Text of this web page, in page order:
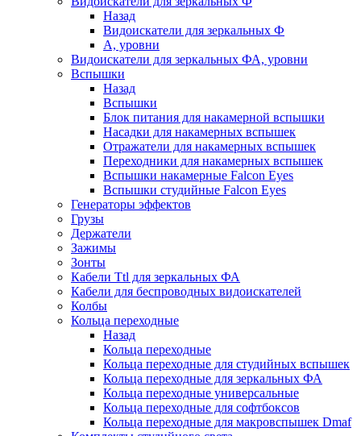
Назад
Видоискатели для зеркальных Ф
А, уровни
Видоискатели для зеркальных ФА, уровни
Вспышки
Назад
Вспышки
Блок питания для накамерной вспышки
Насадки для накамерных вспышек
Отражатели для накамерных вспышек
Переходники для накамерных вспышек
Вспышки накамерные Falcon Eyes
Вспышки студийные Falcon Eyes
Генераторы эффектов
Грузы
Держатели
Зажимы
Зонты
Кабели Ttl для зеркальных ФА
Кабели для беспроводных видоискателей
Колбы
Кольца переходные
Назад
Кольца переходные
Кольца переходные для студийных вспышек
Кольца переходные для зеркальных ФА
Кольца переходные универсальные
Кольца переходные для софтбоксов
Кольца переходные для макровспышек Dmaf